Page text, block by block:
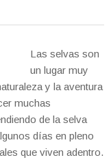
Las selvas son
un lugar muy
y la aventura
muchas
de la selva
días en pleno
que viven adentro.